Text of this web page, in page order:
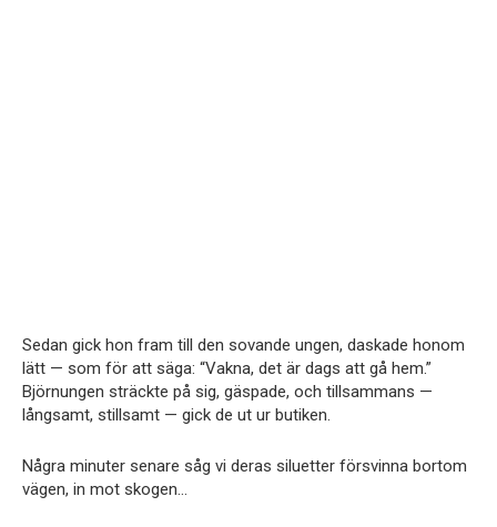
Sedan gick hon fram till den sovande ungen, daskade honom
lätt — som för att säga: “Vakna, det är dags att gå hem.”
Björnungen sträckte på sig, gäspade, och tillsammans —
långsamt, stillsamt — gick de ut ur butiken.
Några minuter senare såg vi deras siluetter försvinna bortom
vägen, in mot skogen…